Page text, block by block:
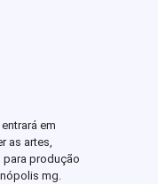
em
as artes,
para produção
mg.